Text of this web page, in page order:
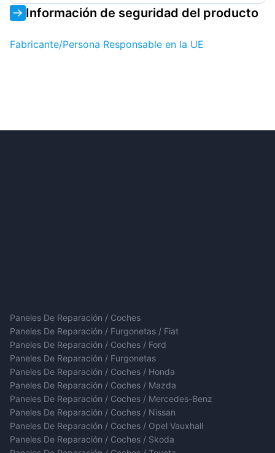
Información de seguridad del producto
Fabricante/Persona Responsable en la UE
Paneles De Reparación / Coches
Paneles De Reparación / Furgonetas / Fiat
Paneles De Reparación / Coches / Ford
Paneles De Reparación / Furgonetas
Paneles De Reparación / Coches / Honda
Paneles De Reparación / Coches / Mazda
Paneles De Reparación / Coches / Mercedes-Benz
Paneles De Reparación / Coches / Nissan
Paneles De Reparación / Coches / Opel Vauxhall
Paneles De Reparación / Coches / Skoda